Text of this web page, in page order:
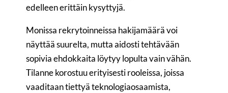
edelleen erittäin kysyttyjä.
Monissa rekrytoinneissa hakijamäärä voi
näyttää suurelta, mutta aidosti tehtävään
sopivia ehdokkaita löytyy lopulta vain vähän.
Tilanne korostuu erityisesti rooleissa, joissa
vaaditaan tiettyä teknologiaosaamista,